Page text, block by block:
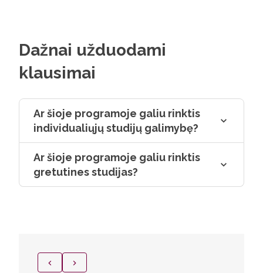
Dažnai užduodami
klausimai
Ar šioje programoje galiu rinktis
individualiųjų studijų galimybę?
Ar šioje programoje galiu rinktis
gretutines studijas?